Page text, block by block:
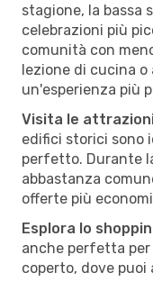
stagione, la bassa
celebrazioni più
comunità con
lezione di cucina
un'esperienza più
Visita le
edifici storici sono
perfetto. Durante
abbastanza
offerte più
Esplora lo
anche perfetta per
coperto, dove